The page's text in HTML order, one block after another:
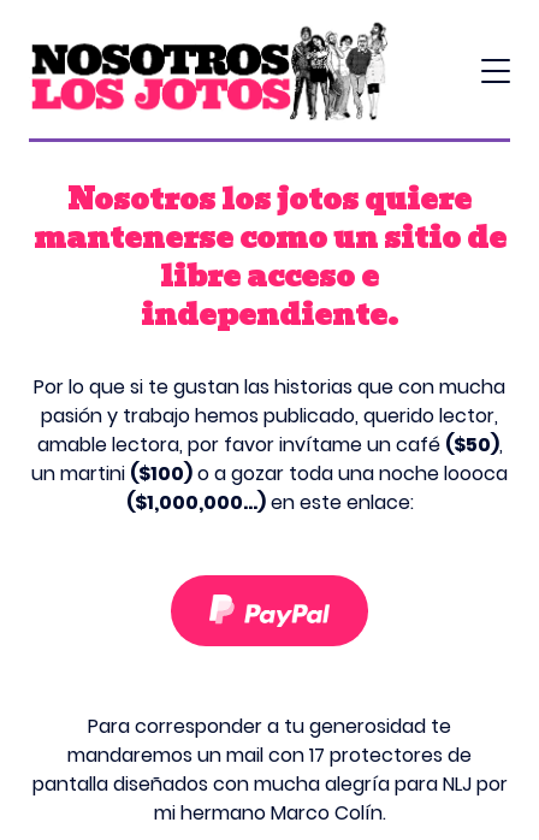
Nosotros los jotos quiere
mantenerse como un sitio de
libre acceso e
independiente.
Por lo que si te gustan las historias que con mucha
pasión y trabajo hemos publicado, querido lector,
amable lectora, por favor invítame un café ($50),
un martini ($100)o a gozar toda una noche loooca
($1,000,000...)en este enlace:
Para corresponder a tu generosidad te
mandaremos un mail con 17 protectores de
pantalla diseñados con mucha alegría para NLJ por
mi hermano Marco Colín.